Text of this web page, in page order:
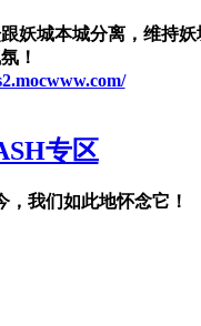
妖城本城分离，维持妖
！
专区
我们如此地怀念它！